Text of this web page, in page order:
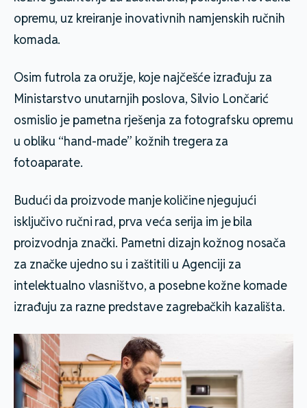
opremu, uz kreiranje inovativnih namjenskih ručnih
komada.
Osim futrola za oružje, koje najčešće izrađuju za
Ministarstvo unutarnjih poslova, Silvio Lončarić
osmislio je pametna rješenja za fotografsku opremu
u obliku “hand-made” kožnih tregera za
fotoaparate.
Budući da proizvode manje količine njegujući
isključivo ručni rad, prva veća serija im je bila
proizvodnja znački. Pametni dizajn kožnog nosača
za značke ujedno su i zaštitili u Agenciji za
intelektualno vlasništvo, a posebne kožne komade
izrađuju za razne predstave zagrebačkih kazališta.